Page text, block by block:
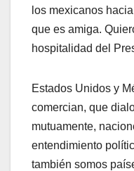
los mexicanos
que es amiga.
hospitalidad del
Estados Unidos y
comercian, que
mutuamente,
entendimiento
también somos